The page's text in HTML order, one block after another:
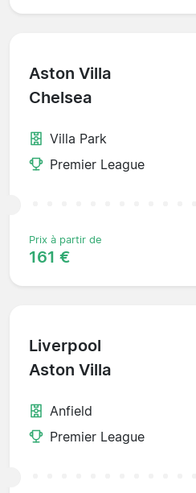
Aston Villa
Chelsea
Villa Park
Premier League
Prix à partir de
161 €
Liverpool
Aston Villa
Anfield
Premier League